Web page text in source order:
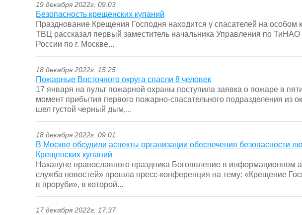
19 декабря 2022г. 09:03
Безопасность крещенских купаний
Празднование Крещения Господня находится у спасателей на особом
ТВЦ рассказал первый заместитель начальника Управления по
России по г. Москве...
18 декабря 2022г. 15:25
Пожарные Восточного округа спасли 8 человек
17 января на пульт пожарной охраны поступила заявка о пожаре в
момент прибытия первого пожарно-спасательного подразделения из
шел густой черный дым,...
18 декабря 2022г. 09:01
В Москве обсудили аспекты организации обеспечения безопасности
Крещенских купаний
Накануне православного праздника Богоявление в информационном
служба новостей» прошла пресс-конференция на тему: «Крещение
в проруби», в которой...
17 декабря 2022г. 17:37